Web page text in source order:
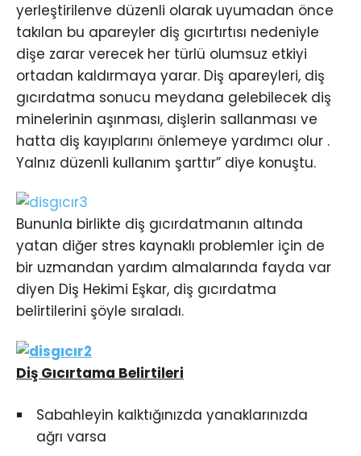
yerleştirilenve düzenli olarak uyumadan önce
takılan bu apareyler diş gıcırtırtısı nedeniyle
dişe zarar verecek her türlü olumsuz etkiyi
ortadan kaldırmaya yarar. Diş apareyleri, diş
gıcırdatma sonucu meydana gelebilecek diş
minelerinin aşınması, dişlerin sallanması ve
hatta diş kayıplarını önlemeye yardımcı olur .
Yalnız düzenli kullanım şarttır” diye konuştu.
Bununla birlikte diş gıcırdatmanın altında
yatan diğer stres kaynaklı problemler için de
bir uzmandan yardım almalarında fayda var
diyen Diş Hekimi Eşkar, diş gıcırdatma
belirtilerini şöyle sıraladı.
Diş Gıcırtama Belirtileri
Sabahleyin kalktığınızda yanaklarınızda
ağrı varsa